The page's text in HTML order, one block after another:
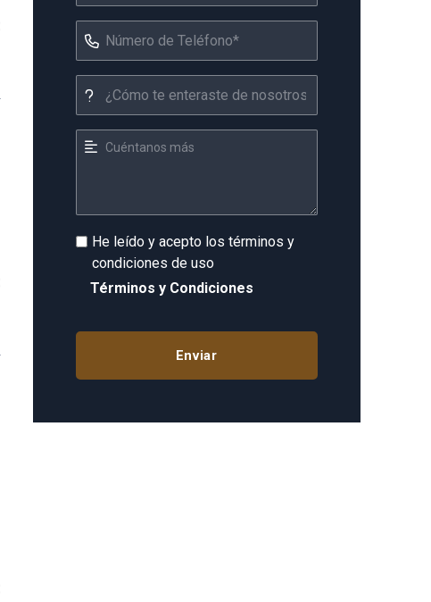
He leído y acepto los términos y
condiciones de uso
Términos y Condiciones